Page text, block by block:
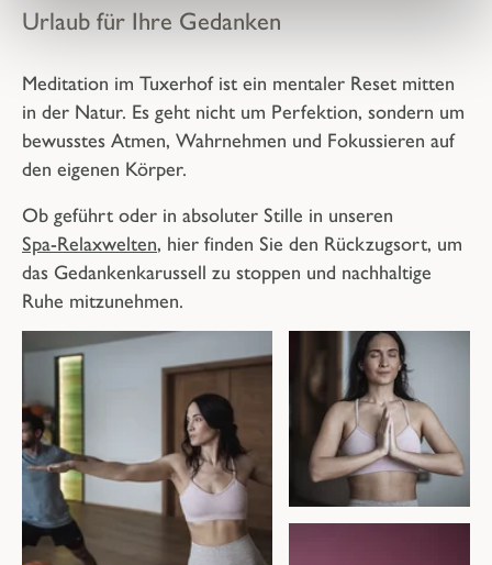
Urlaub für Ihre Gedanken
Meditation im Tuxerhof ist ein mentaler Reset mitten
in der Natur. Es geht nicht um Perfektion, sondern um
bewusstes Atmen, Wahrnehmen und Fokussieren auf
den eigenen Körper.
Ob geführt oder in absoluter Stille in unseren
Spa-Relaxwelten, hier finden Sie den Rückzugsort, um
das Gedankenkarussell zu stoppen und nachhaltige
Ruhe mitzunehmen.